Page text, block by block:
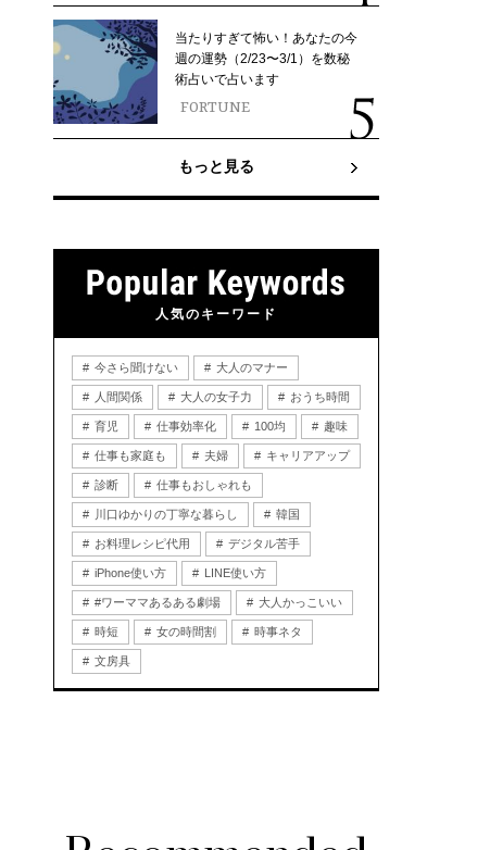
当たりすぎて怖い！あなたの今
週の運勢（2/23〜3/1）を数秘
術占いで占います
FORTUNE
もっと見る
人気のキーワード
今さら聞けない 大人のマナー
人間関係 大人の女子力 おうち時間
育児 仕事効率化 100均 趣味
仕事も家庭も 夫婦 キャリアアップ
診断 仕事もおしゃれも
川口ゆかりの丁寧な暮らし 韓国
お料理レシピ代用 デジタル苦手
iPhone使い方 LINE使い方
#ワーママあるある劇場 大人かっこいい
時短 女の時間割 時事ネタ
文房具